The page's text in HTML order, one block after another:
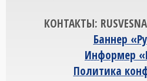
КОНТАКТЫ:
Баннер
Информер
Политика